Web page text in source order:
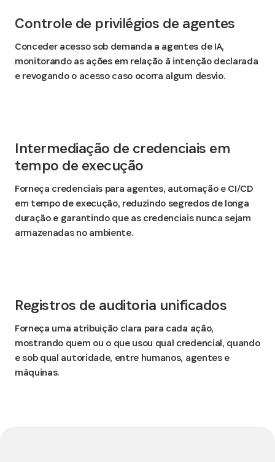
Controle de privilégios de agentes
Conceder acesso sob demanda a agentes de IA,
monitorando as ações em relação à intenção declarada
e revogando o acesso caso ocorra algum desvio.
Intermediação de credenciais em
tempo de execução
Forneça credenciais para agentes, automação e CI/CD
em tempo de execução, reduzindo segredos de longa
duração e garantindo que as credenciais nunca sejam
armazenadas no ambiente.
Registros de auditoria unificados
Forneça uma atribuição clara para cada ação,
mostrando quem ou o que usou qual credencial, quando
e sob qual autoridade, entre humanos, agentes e
máquinas.